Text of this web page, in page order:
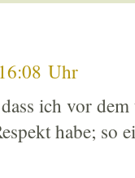
Uhr
ich vor
habe; so